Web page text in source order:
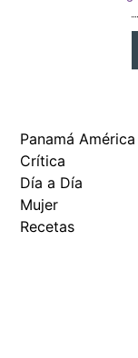
Panamá América
Crítica
Día a Día
Mujer
Recetas